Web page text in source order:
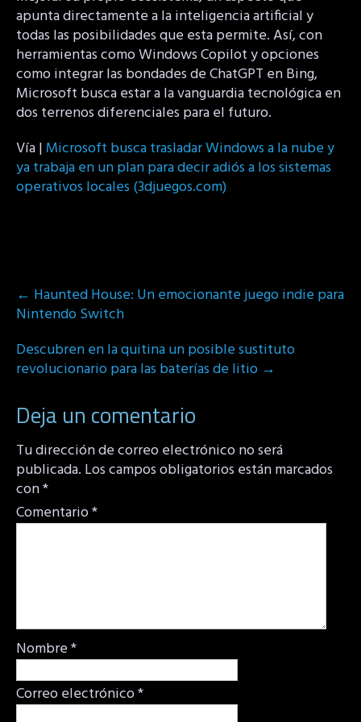
apunta directamente a la inteligencia artificial y
todas las posibilidades que esta permite. Así, con
herramientas como Windows Copilot y opciones
como integrar las bondades de ChatGPT en Bing,
Microsoft busca estar a la vanguardia tecnológica en
dos terrenos diferenciales para el futuro.
Vía |Microsoft busca trasladar Windows a la nube y
ya trabaja en un plan para decir adiós a los sistemas
operativos locales (3djuegos.com)
Post
navigation
← Haunted House: Un emocionante juego indie para
Nintendo Switch
Descubren en la quitina un posible sustituto
revolucionario para las baterías de litio →
Deja un comentario
Tu dirección de correo electrónico no será
publicada. Los campos obligatorios están marcados
con*
Comentario*
Nombre*
Correo electrónico*